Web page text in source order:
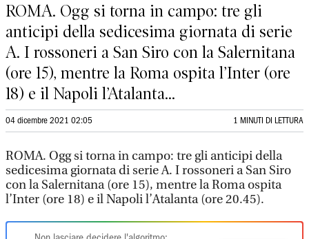
ROMA. Ogg si torna in campo: tre gli
anticipi della sedicesima giornata di serie
A. I rossoneri a San Siro con la Salernitana
(ore 15), mentre la Roma ospita l’Inter (ore
18) e il Napoli l’Atalanta...
04 dicembre 2021 02:05 1 MINUTI DI LETTURA
ROMA. Ogg si torna in campo: tre gli anticipi della
sedicesima giornata di serie A. I rossoneri a San Siro
con la Salernitana (ore 15), mentre la Roma ospita
l’Inter (ore 18) e il Napoli l’Atalanta (ore 20.45).